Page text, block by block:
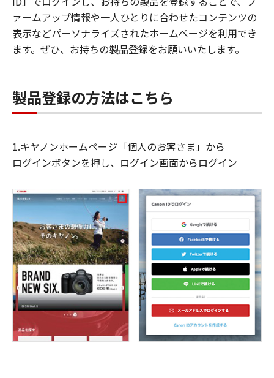
ァームアップ情報や一人ひとりに合わせたコンテンツの
表示などパーソナライズされたホームページを利用でき
ます。ぜひ、お持ちの製品登録をお願いいたします。
製品登録の方法はこちら
1.キヤノンホームページ「個人のお客さま」から
ログインボタンを押し、ログイン画面からログイン